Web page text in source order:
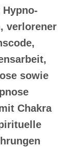
verlorener
sowie
Chakra